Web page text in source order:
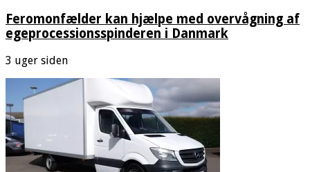
Feromonfælder kan hjælpe med overvågning af
egeprocessionsspinderen i Danmark
3 uger siden